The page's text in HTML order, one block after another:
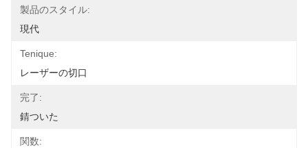
製品のスタイル:
現代
Tenique:
レーザーの切口
完了:
錆ついた
関数: